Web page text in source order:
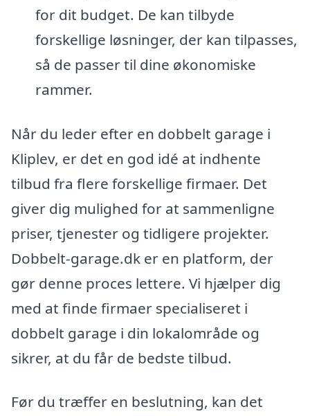
for dit budget. De kan tilbyde
forskellige løsninger, der kan tilpasses,
så de passer til dine økonomiske
rammer.
Når du leder efter en dobbelt garage i
Kliplev, er det en god idé at indhente
tilbud fra flere forskellige firmaer. Det
giver dig mulighed for at sammenligne
priser, tjenester og tidligere projekter.
Dobbelt-garage.dk er en platform, der
gør denne proces lettere. Vi hjælper dig
med at finde firmaer specialiseret i
dobbelt garage i din lokalområde og
sikrer, at du får de bedste tilbud.
Før du træffer en beslutning, kan det